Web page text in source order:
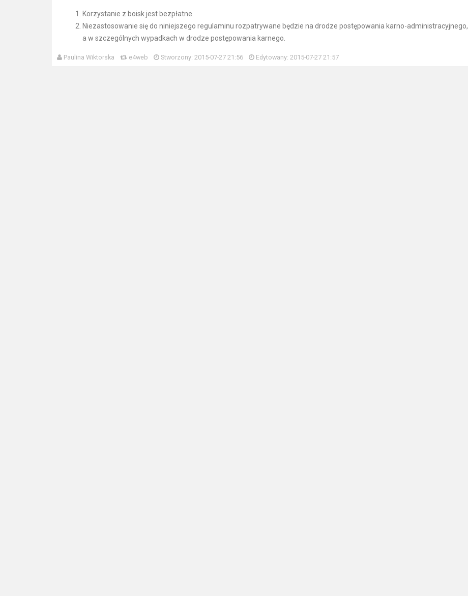
Korzystanie z boisk jest bezpłatne.
Niezastosowanie się do niniejszego regulaminu rozpatrywane będzie na drodze postępowania karno-administracyjnego,
a w szczególnych wypadkach w drodze postępowania karnego.
Paulina Wiktorska e4web Stworzony: 2015-07-27 21:56 Edytowany: 2015-07-27 21:57